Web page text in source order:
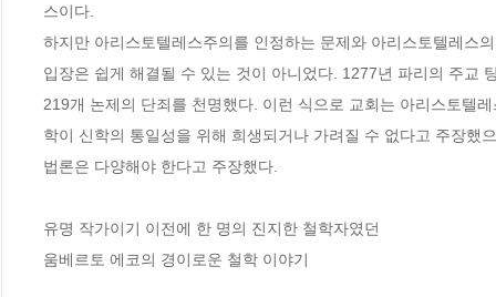
스이다.
하지만 아리스토텔레스주의를 인정하는 문제와 아리스토텔레스
입장은 쉽게 해결될 수 있는 것이 아니었다. 1277년 파리의 주교
219개 논제의 단죄를 천명했다. 이런 식으로 교회는 아리스토텔
학이 신학의 통일성을 위해 희생되거나 가려질 수 없다고 주장했
법론은 다양해야 한다고 주장했다.
유명 작가이기 이전에 한 명의 진지한 철학자였던
움베르토 에코의 경이로운 철학 이야기